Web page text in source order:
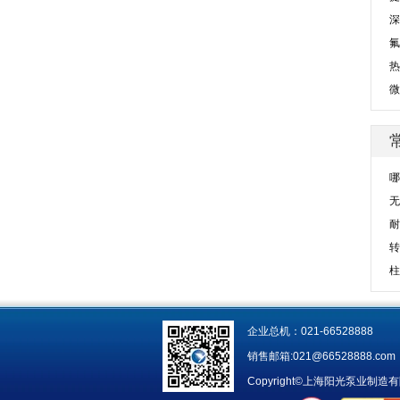
企业总机：021-66528888
销售邮箱:021@66528888.com
Copyright©上海阳光泵业制造